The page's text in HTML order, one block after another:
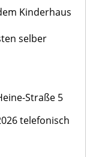
Kinderhaus
selber
Straße 5
telefonisch